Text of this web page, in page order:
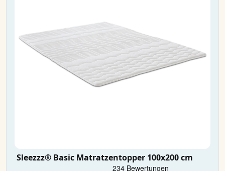
Sleezzz® Basic Matratzentopper 100x200 cm